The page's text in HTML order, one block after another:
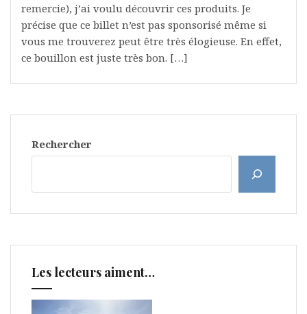
remercie), j’ai voulu découvrir ces produits. Je
précise que ce billet n’est pas sponsorisé même si
vous me trouverez peut être très élogieuse. En effet,
ce bouillon est juste très bon. […]
Rechercher
Les lecteurs aiment…